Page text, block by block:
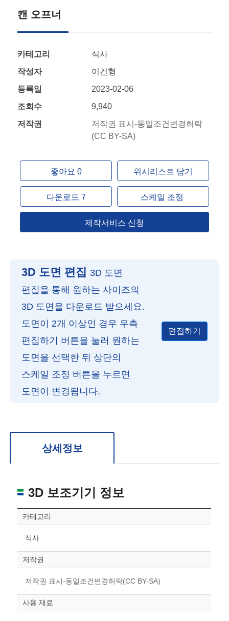
캔 오프너
카테고리
식사
작성자
이건형
등록일
2023-02-06
조회수
9,940
저작권
저작권 표시-동일조건변경허락
(CC BY-SA)
좋아요 0 위시리스트 담기
다운로드 7 스케일 조정
제작서비스 신청
3D 도면 편집 3D 도면
편집을 통해 원하는 사이즈의
3D 도면을 다운로드 받으세요.
도면이 2개 이상인 경우 우측
편집하기 버튼을 눌러 원하는
도면을 선택한 뒤 상단의
스케일 조정 버튼을 누르면
도면이 변경됩니다.
편집하기
위치 이동: 우측 드래그
상세정보
3D 보조기기 정보
카테고리
식사
저작권
저작권 표시-동일조건변경허락(CC BY-SA)
사용 재료